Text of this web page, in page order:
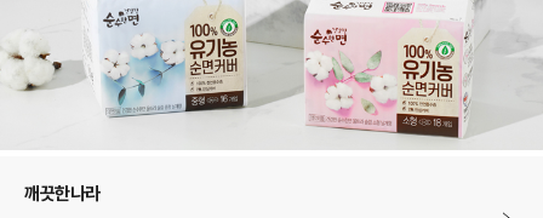
깨끗한나라